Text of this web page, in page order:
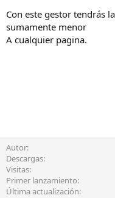
Con este gestor tendrás
sumamente menor
A cualquier pagina.
Autor
Descargas
Visitas
Primer lanzamiento
Última actualización